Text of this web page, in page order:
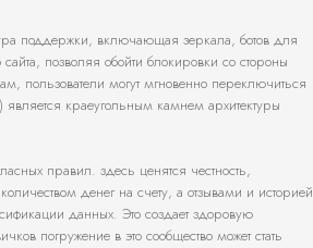
поддержки, включающая зеркала, ботов для
позволяя обойти блокировки со стороны
пользователи могут мгновенно переключиться
краеугольным камнем архитектуры
правил. здесь ценятся честность,
денег на счету, а отзывами и историей
данных. Это создает здоровую
погружение в это сообщество может стать